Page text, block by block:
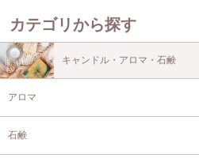
カテゴリから探す
キャンドル・アロマ・石鹸
アロマ
石鹸